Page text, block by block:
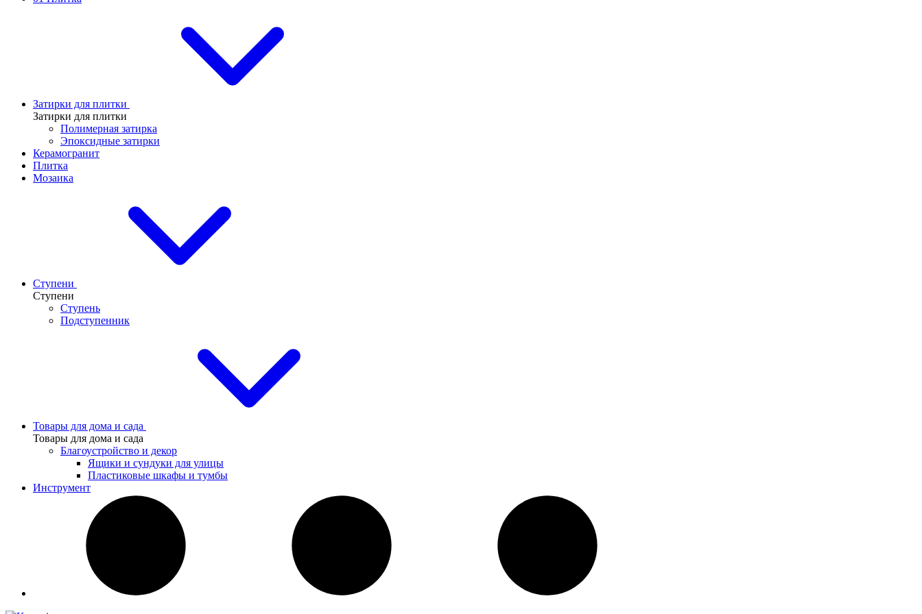
Затирки для плитки
Затирки для плитки
Полимерная затирка
Эпоксидные затирки
Керамогранит
Плитка
Мозаика
Ступени
Ступени
Ступень
Подступенник
Товары для дома и сада
Товары для дома и сада
Благоустройство и декор
Ящики и сундуки для улицы
Пластиковые шкафы и тумбы
Инструмент